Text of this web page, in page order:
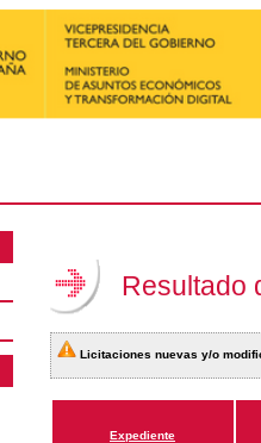
Resultado
Licitaciones nuevas y/o
Expediente